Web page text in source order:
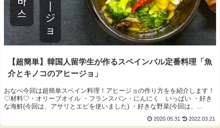
【超簡単】韓国人留学生が作るスペインバル定番料理「魚
介とキノコのアヒージョ」
おなべ今回は超簡単スペイン料理！アヒージョの作り方をを紹介します！
♡材料♡・オリーブオイル ・フランスパン・にんにく いっぱい ・好き
な海鮮(今回は、アサリとエビを使いました) ・好きな野菜(今回は、...
2020.05.31 2022.03.21